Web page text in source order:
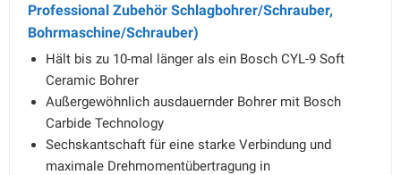
Professional Zubehör Schlagbohrer/Schrauber,
Bohrmaschine/Schrauber)
Hält bis zu 10-mal länger als ein Bosch CYL-9 Soft
Ceramic Bohrer
Außergewöhnlich ausdauernder Bohrer mit Bosch
Carbide Technology
Sechskantschaft für eine starke Verbindung und
maximale Drehmomentübertragung in